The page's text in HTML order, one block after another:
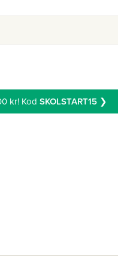
kr! Kod SKOLSTART15❯